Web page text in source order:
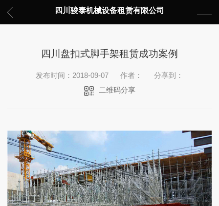
四川骏泰机械设备租赁有限公司
四川盘扣式脚手架租赁成功案例
发布时间：2018-09-07 作者：
分享到：
二维码分享